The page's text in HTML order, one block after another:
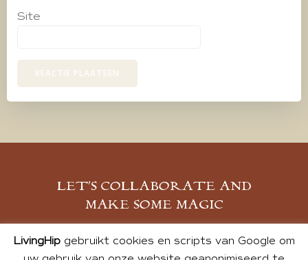
Site
LET’S COLLABORATE AND
MAKE SOME MAGIC
MELD JE AAN
LivingHipgebruikt cookies en scripts van Google om